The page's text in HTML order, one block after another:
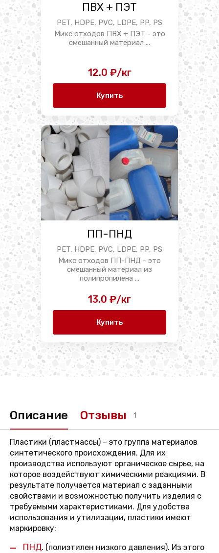
ПВХ + ПЭТ
PET, HDPE, PVC, LDPE, PP, PS
Микс отходов ПВХ + ПЭТ - это
смешанный материал ...
12.0 ₽/кг
Купить
ПП-ПНД
PET, HDPE, PVC, LDPE, PP, PS
Микс отходов ПП-ПНД - это
смешанный материал из
полипропилена ...
13.0 ₽/кг
Купить
Описание Отзывы 1
Пластики (пластмассы) – это группа материалов
синтетического происхождения. Для их
производства используют органическое сырье, на
которое воздействуют химическими реакциями. В
результате получается материал с заданными
свойствами и возможностью получить изделия с
требуемыми характеристиками. Для удобства
использования и утилизации, пластики имеют
маркировку:
ПНД. (полиэтилен низкого давления). Из этого